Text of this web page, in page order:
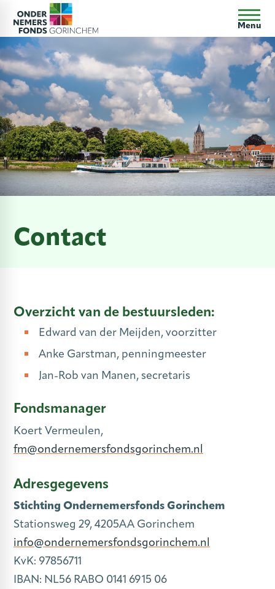
Menu
Contact
Overzicht van de bestuursleden:
Edward van der Meijden, voorzitter
Anke Garstman, penningmeester
Jan-Rob van Manen, secretaris
Fondsmanager
Koert Vermeulen,
fm@ondernemersfondsgorinchem.nl
Adresgegevens
Stichting Ondernemersfonds Gorinchem
​Stationsweg 29, 4205AA Gorinchem
info@ondernemersfondsgorinchem.nl
KvK: 97856711
IBAN: NL56 RABO 0141 6915 06